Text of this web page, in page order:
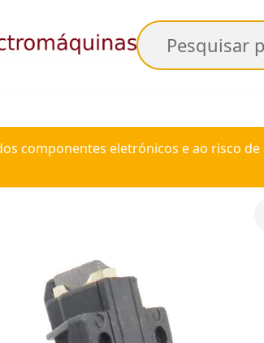
Pesquisar
componentes eletrónicos e ao risco